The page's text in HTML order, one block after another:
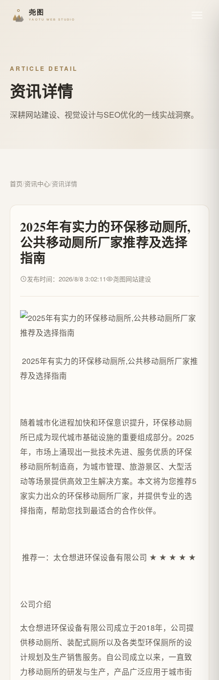
ARTICLE DETAIL
资讯详情
深耕网站建设、视觉设计与SEO优化的一线实战洞察。
首页/资讯中心/资讯详情
2025年有实力的环保移动厕所,
公共移动厕所厂家推荐及选择
指南
发布时间：2026/8/8 3:02:11 尧图网站建设
2025年有实力的环保移动厕所,公共移动厕所厂家推
荐及选择指南
随着城市化进程加快和环保意识提升，环保移动厕
所已成为现代城市基础设施的重要组成部分。2025
年，市场上涌现出一批技术先进、服务优质的环保
移动厕所制造商，为城市管理、旅游景区、大型活
动等场景提供高效卫生解决方案。本文将为您推荐5
家实力出众的环保移动厕所厂家，并提供专业的选
择指南，帮助您找到最适合的合作伙伴。
推荐一：太仓想进环保设备有限公司 ★ ★ ★ ★ ★
公司介绍
太仓想进环保设备有限公司成立于2018年，公司提
供移动厕所、装配式厕所以及各类型环保厕所的设
计规划及生产销售服务。自公司成立以来，一直致
力移动厕所的研发与生产，产品广泛应用于城市街